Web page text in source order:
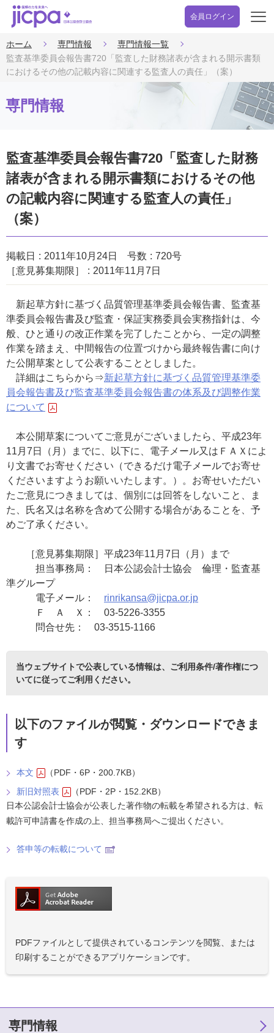
会員ログイン
開
ホーム 専門情報
専門情報一覧
監査基準委員会報告書720「監査した財務諸表が含まれる開示書類
におけるその他の記載内容に関連する監査人の責任」（案）
専門情報
監査基準委員会報告書720「監査した財務
諸表が含まれる開示書類におけるその他
の記載内容に関連する監査人の責任」
（案）
掲載日 2011年10月24日 号数
720号
［意見募集期限］
2011年11月7日
新起草方針に基づく品質管理基準委員会報告書、監査基
準委員会報告書及び監査・保証実務委員会実務指針は、今
般、ひと通りの改正作業を完了したことから、一定の調整
作業を踏まえ、中間報告の位置づけから最終報告書に向け
た公開草案として公表することとしました。
詳細はこちらから⇒新起草方針に基づく品質管理基準委
員会報告書及び監査基準委員会報告書の体系及び調整作業
について
本公開草案についてご意見がございましたら、平成23年
11月7日（月）までに、以下に、電子メール又はＦＡＸによ
り文書でお寄せください（できるだけ電子メールでお寄せ
くださいますようお願いいたします。）。お寄せいただい
たご意見につきましては、個別には回答をしないこと、ま
た、氏名又は名称を含めて公開する場合があることを、予
めご了承ください。
［意見募集期限］平成23年11月7日（月）まで
担当事務局： 日本公認会計士協会 倫理・監査基
準グループ
電子メール： rinrikansa@jicpa.or.jp
Ｆ Ａ Ｘ： 03-5226-3355
問合せ先： 03-3515-1166
当ウェブサイトで公表している情報は、 ご利用条件/著作権につ
いてに従ってご利用ください。
以下のファイルが閲覧・ダウンロードできま
す
本文
（PDF・6P・200.7KB）
新旧対照表
（PDF・2P・152.2KB）
日本公認会計士協会が公表した著作物の転載を希望される方は、転
載許可申請書を作成の上、担当事務局へご提出ください。
答申等の転載について
PDFファイルとして提供されているコンテンツを閲覧、または
印刷することができるアプリケーションです。
専門情報